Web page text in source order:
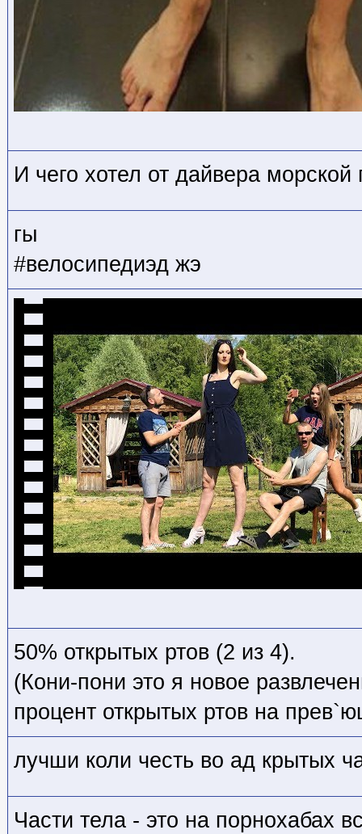
И чего хотел от дайвера морской
гы
#велосипедиэд жэ
50% открытых ртов (2 из 4).
(Кони-пони это я новое
процент открытых ртов на
лучши коли честь во ад крытых
Части тела - это на порнохабах